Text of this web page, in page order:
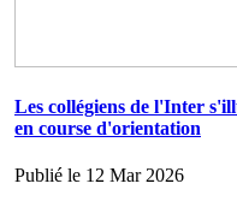
Les collégiens de l'Inter
en course d'orientation
Publié le 12 Mar 2026